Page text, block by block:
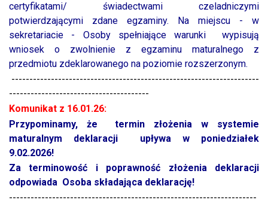
certyfikatami/ świadectwami czeladniczymi
potwierdzającymi zdane egzaminy. Na miejscu - w
sekretariacie - Osoby spełniające warunki wypisują
wniosek o zwolnienie z egzaminu maturalnego z
przedmiotu zdeklarowanego na poziomie rozszerzonym.
---------------------------------------------------------------------
---------------------------------------
Komunikat z 16.01.26:
Przypominamy, że termin złożenia w systemie
maturalnym deklaracji upływa w poniedziałek
9.02.2026!
Za terminowość i poprawność złożenia deklaracji
odpowiada Osoba składająca deklarację!
---------------------------------------------------------------------